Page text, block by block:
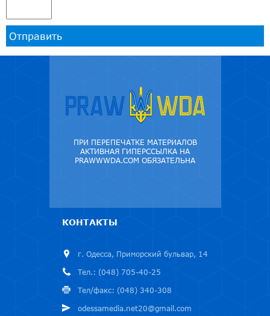
Отправить
ПРИ ПЕРЕПЕЧАТКЕ МАТЕРИАЛОВ
АКТИВНАЯ ГИПЕРССЫЛКА НА
PRAWWWDA.COM ОБЯЗАТЕЛЬНА
КОНТАКТЫ
г. Одесса, Приморский бульвар, 14
Тел.: (048) 705-40-25
Тел/факс: (048) 340-308
odessamedia.net20@gmail.com